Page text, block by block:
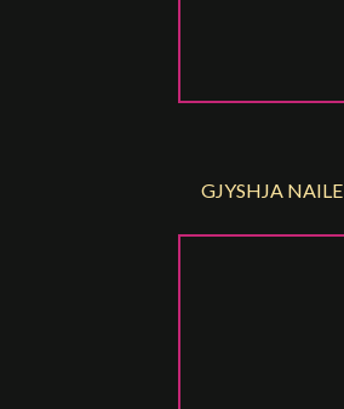
GJYSHJA NAILE